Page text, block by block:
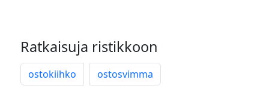
Ratkaisuja ristikkoon
ostokiihko ostosvimma